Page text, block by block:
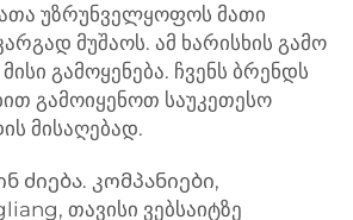
უზრუნველყოფოს მათი
მუშაოს. ამ ხარისხის გამო
გამოყენება. ჩვენს ბრენდს
გამოიყენოთ საუკეთესო
მისაღებად.
ძიება. კომპანიები,
თავისი ვებსაიტზე